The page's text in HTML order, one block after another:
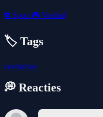
⚽ Sport 🎮 Voetbal
🏷️ Tags
voetbalster
💭 Reacties